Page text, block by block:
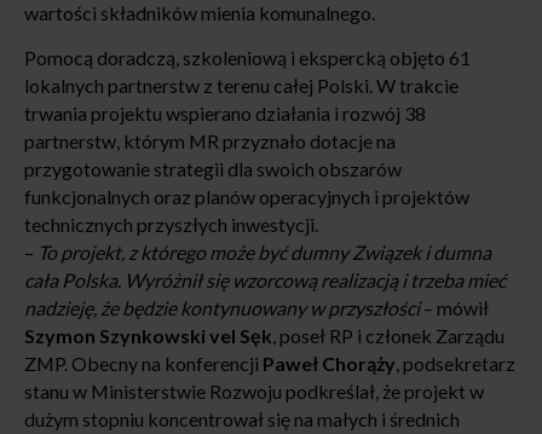
wartości składników mienia komunalnego.
Pomocą doradczą, szkoleniową i ekspercką objęto 61
lokalnych partnerstw z terenu całej Polski. W trakcie
trwania projektu wspierano działania i rozwój 38
partnerstw, którym MR przyznało dotacje na
przygotowanie strategii dla swoich obszarów
funkcjonalnych oraz planów operacyjnych i projektów
technicznych przyszłych inwestycji.
– To projekt, z którego może być dumny Związek i dumna
cała Polska. Wyróżnił się wzorcową realizacją i trzeba mieć
nadzieję, że będzie kontynuowany w przyszłości– mówił
Szymon Szynkowski vel Sęk, poseł RP i członek Zarządu
ZMP. Obecny na konferencji Paweł Chorąży, podsekretarz
stanu w Ministerstwie Rozwoju podkreślał, że projekt w
dużym stopniu koncentrował się na małych i średnich